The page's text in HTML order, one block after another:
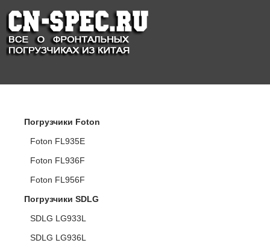
Погрузчики Foton
Foton FL935E
Foton FL936F
Foton FL956F
Погрузчики SDLG
SDLG LG933L
SDLG LG936L